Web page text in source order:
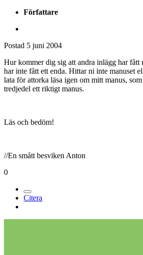
Författare
Postad 5 juni 2004
Hur kommer dig sig att andra inlägg har fått
har inte fått ett enda. Hittar ni inte manuset
lata för attorka läsa igen om mitt manus,
tredjedel ett riktigt manus.
Läs och bedöm!
//En smått besviken Anton
0
Citera